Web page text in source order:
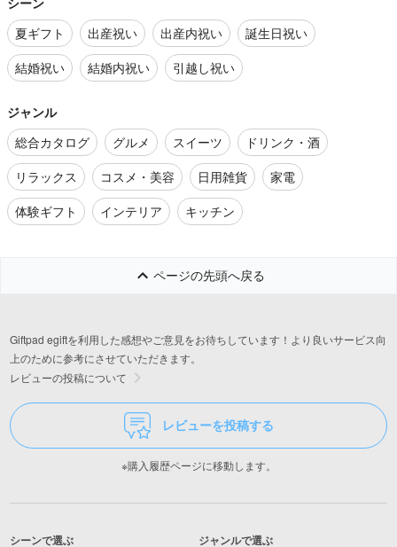
夏ギフト
出産祝い 出産内祝い
誕生日祝い
結婚祝い
結婚内祝い 引越し祝い
ジャンル
総合カタログ
グルメ スイーツ
ドリンク・酒
リラックス
コスメ・美容 日用雑貨
家電
体験ギフト
インテリア キッチン
ページの先頭へ戻る
Giftpad egiftを利用した感想やご意見をお待ちしています！より良いサービス向
上のために参考にさせていただきます。
レビューの投稿について
レビューを投稿する
※購入履歴ページに移動します。
シーンで選ぶ ジャンルで選ぶ